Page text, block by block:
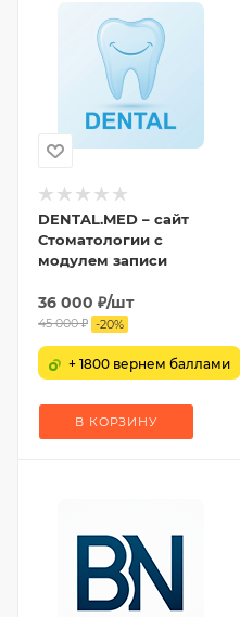
DENTAL.MED – сайт
Стоматологии с
модулем записи
36 000 ₽/шт
45 000₽ -20%
+ 1800 вернем баллами
В КОРЗИНУ